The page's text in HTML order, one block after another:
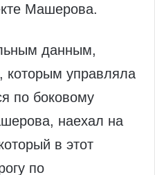
Машерова.
данным,
которым управляла
по боковому
наехал на
в этот
по